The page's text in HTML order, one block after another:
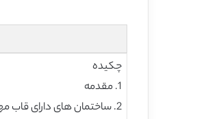
چکیده
1. مقدمه
2. ساختمان های دارای قاب مهار بندی شده ی برون محور (EBF)، نمونه ی موردی